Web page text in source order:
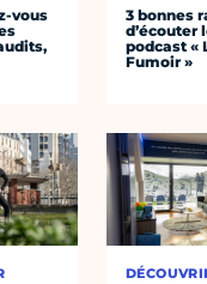
vous
3 bonnes
d’écouter
podcast «
Fumoir »